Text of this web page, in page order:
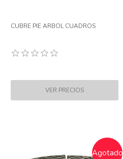
CUBRE PIE ARBOL CUADROS
Agotado